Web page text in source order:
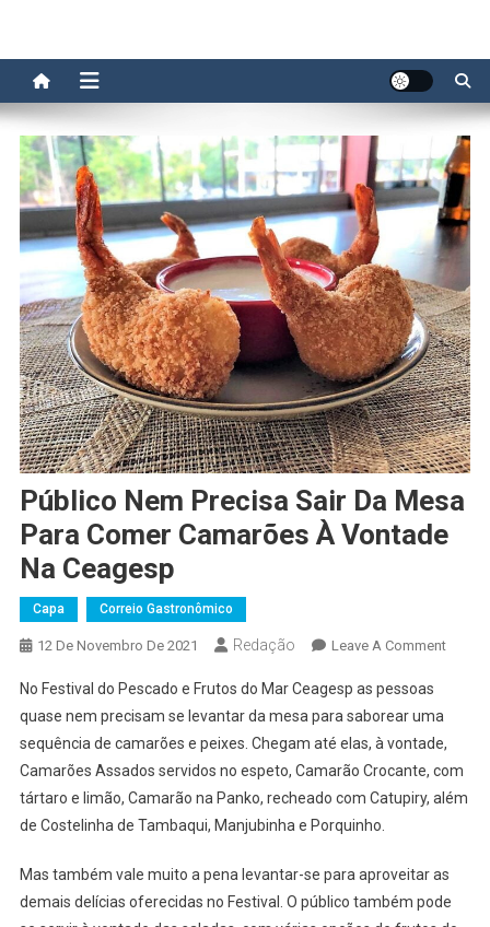
Público Nem Precisa Sair Da Mesa
Para Comer Camarões À Vontade
Na Ceagesp
Capa Correio Gastronômico
12 De Novembro De 2021 Redação Leave A CommentOn
Sair
Da
Mesa
À
No Festival do Pescado e Frutos do Mar Ceagesp as pessoas
quase nem precisam se levantar da mesa para saborear uma
sequência de camarões e peixes. Chegam até elas, à vontade,
Camarões Assados servidos no espeto, Camarão Crocante, com
tártaro e limão, Camarão na Panko, recheado com Catupiry, além
de Costelinha de Tambaqui, Manjubinha e Porquinho.
Mas também vale muito a pena levantar-se para aproveitar as
demais delícias oferecidas no Festival. O público também pode